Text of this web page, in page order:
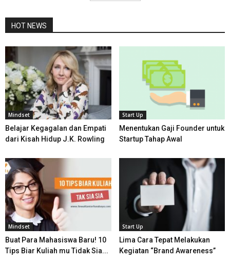
HOT NEWS
Mindset
Belajar Kegagalan dan Empati
dari Kisah Hidup J.K. Rowling
Start Up
Menentukan Gaji Founder untuk
Startup Tahap Awal
Mindset
Buat Para Mahasiswa Baru! 10
Tips Biar Kuliah mu Tidak Sia...
Start Up
Lima Cara Tepat Melakukan
Kegiatan “Brand Awareness”